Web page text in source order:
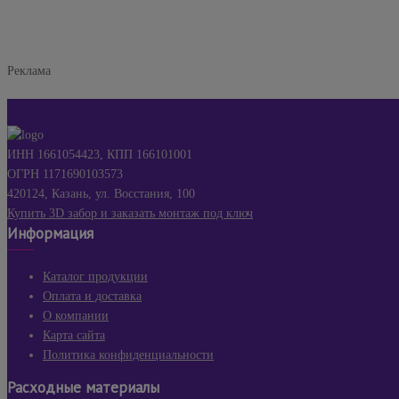
Реклама
ИНН 1661054423, КПП 166101001
ОГРН 1171690103573
420124, Казань, ул. Восстания, 100
Купить 3D забор и заказать монтаж под ключ
Информация
Каталог продукции
Оплата и доставка
О компании
Карта сайта
Политика конфиденциальности
Расходные материалы